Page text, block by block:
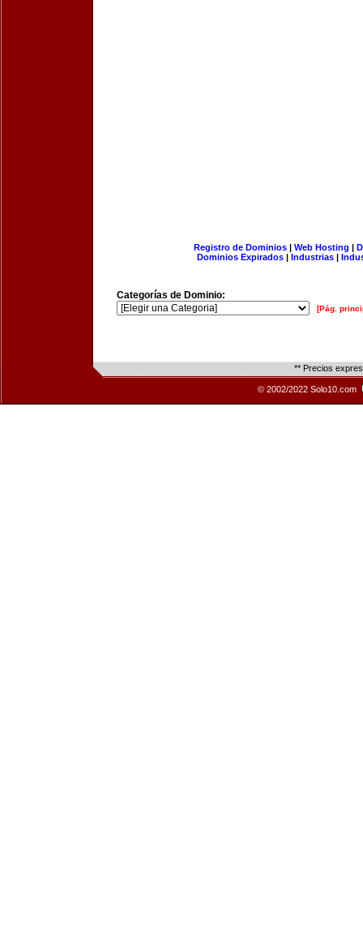
Registro de Dominios| Web Hosting |
Dominios Expirados | Industrias |
Categorías de Dominio:
[Pág.
** Precios
© 2002/2022 Solo10.com